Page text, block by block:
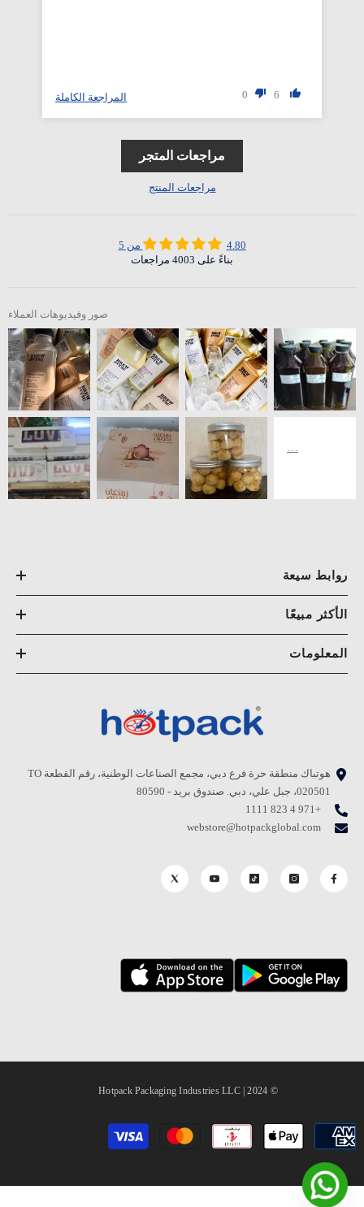
6
0 المراجعة الكاملة
مراجعات المتجر
مراجعات المنتج
4.80 من 5
بناءً على 4003 مراجعات
صور وفيديوهات العملاء
روابط سيعة
الأكثر مبيعًا
المعلومات
هوتباك منطقة حرة فرع دبي، مجمع الصناعات الوطنية، رقم القطعة TO
020501، جبل علي، دبي. صندوق بريد - 80590
+971 4 823 1111
webstore@hotpackglobal.com
© 2024 | Hotpack Packaging Industries LLC
طرق
الدفع